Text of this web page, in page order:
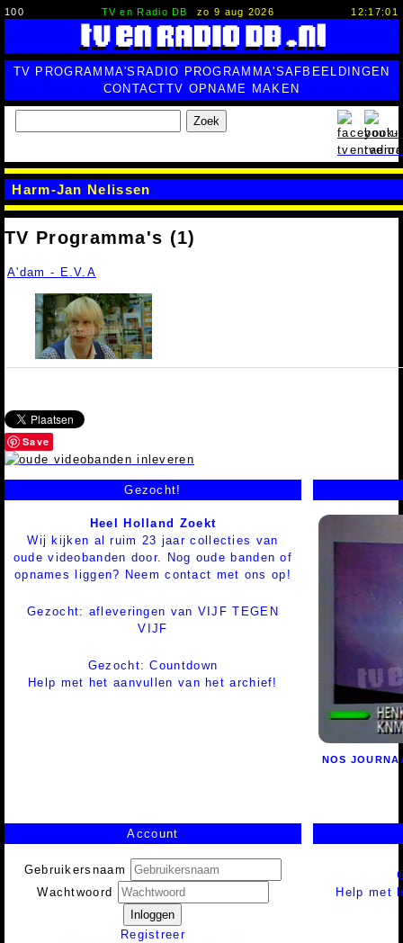
100 TV en Radio DB zo 9 aug 2026 12:17:02
TV PROGRAMMA'S RADIO PROGRAMMA'SAFBEELDINGEN
CONTACTTV OPNAME MAKEN
Zoek
Harm-Jan Nelissen
TV Programma's (1)
A'dam - E.V.A
Save
Gezocht!
Heel Holland Zoekt
Wij kijken al ruim 23 jaar collecties van
oude videobanden door. Nog oude banden of
opnames liggen? Neem contact met ons op!
Gezocht: afleveringen van VIJF TEGEN
VIJF
Gezocht: Countdown
Help met het aanvullen van het archief!
NOS
Account
Gebruikersnaam
Wachtwoord
Inloggen
Registreer
Help met